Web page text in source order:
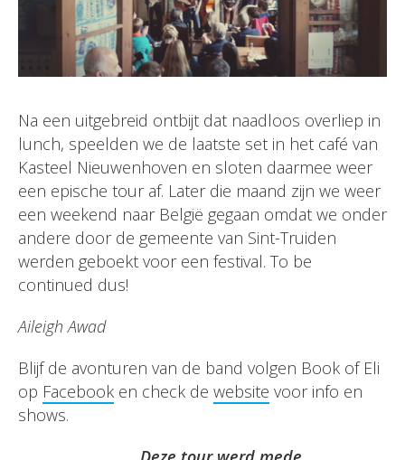
Na een uitgebreid ontbijt dat naadloos overliep in
lunch, speelden we de laatste set in het café van
Kasteel Nieuwenhoven en sloten daarmee weer
een epische tour af. Later die maand zijn we weer
een weekend naar België gegaan omdat we onder
andere door de gemeente van Sint-Truiden
werden geboekt voor een festival. To be
continued dus!
Aileigh Awad
Blijf de avonturen van de band volgen Book of Eli
op Facebook en check de website voor info en
shows.